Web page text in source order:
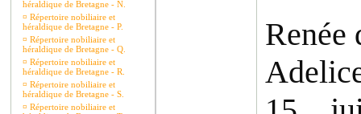
héraldique de Bretagne - N.
¤ Répertoire nobiliaire et
héraldique de Bretagne - P.
¤ Répertoire nobiliaire et
héraldique de Bretagne - Q.
¤ Répertoire nobiliaire et
héraldique de Bretagne - R.
¤ Répertoire nobiliaire et
héraldique de Bretagne - S.
¤ Répertoire nobiliaire et
Renée